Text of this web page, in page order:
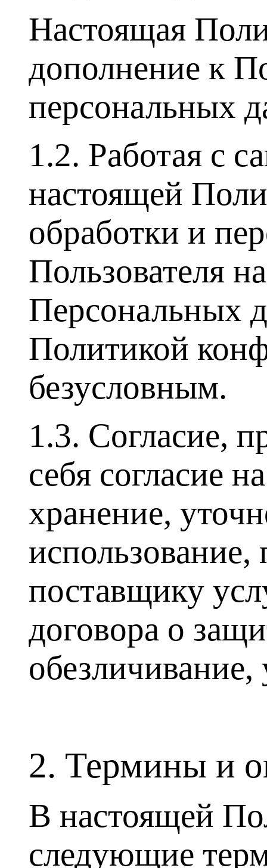
Настоящая
дополнение к
персональных
1.2. Работая с
настоящей
обработки и
Пользователя
Персональных
Политикой
безусловным.
1.3. Согласие,
себя согласие
хранение,
поставщику
договора о
2. Термины и
В настоящей
следующие